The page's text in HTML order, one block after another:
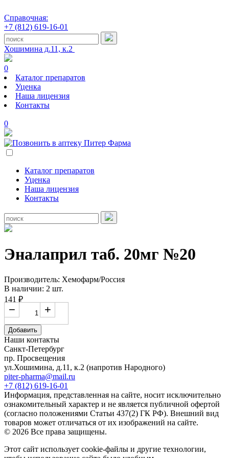
Справочная:
+7 (812) 619-16-01
Хошимина д.11, к.2
0
Каталог препаратов
Уценка
Наша лицензия
Контакты
0
Каталог препаратов
Уценка
Наша лицензия
Контакты
Эналаприл таб. 20мг №20
Производитель: Хемофарм/Россия
В наличии: 2 шт.
141 ₽
+
−
Добавить
Наши контакты
Санкт-Петербург
пр. Просвещения
ул.Хошимина, д.11, к.2 (напротив Народного)
piter-pharma@mail.ru
+7 (812) 619-16-01
Информация, представленная на сайте, носит исключительно
ознакомительный характер и не является публичной офертой
(согласно положениями Статьи 437(2) ГК РФ). Внешний вид
товаров может отличаться от их изображений на сайте.
© 2026 Все права защищены.
Этот сайт использует cookie-файлы и другие технологии,